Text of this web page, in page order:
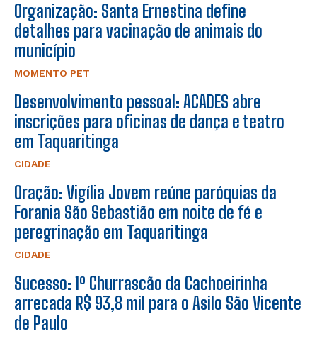
Organização: Santa Ernestina define
detalhes para vacinação de animais do
município
MOMENTO PET
Desenvolvimento pessoal: ACADES abre
inscrições para oficinas de dança e teatro
em Taquaritinga
CIDADE
Oração: Vigília Jovem reúne paróquias da
Forania São Sebastião em noite de fé e
peregrinação em Taquaritinga
CIDADE
Sucesso: 1º Churrascão da Cachoeirinha
arrecada R$ 93,8 mil para o Asilo São Vicente
de Paulo